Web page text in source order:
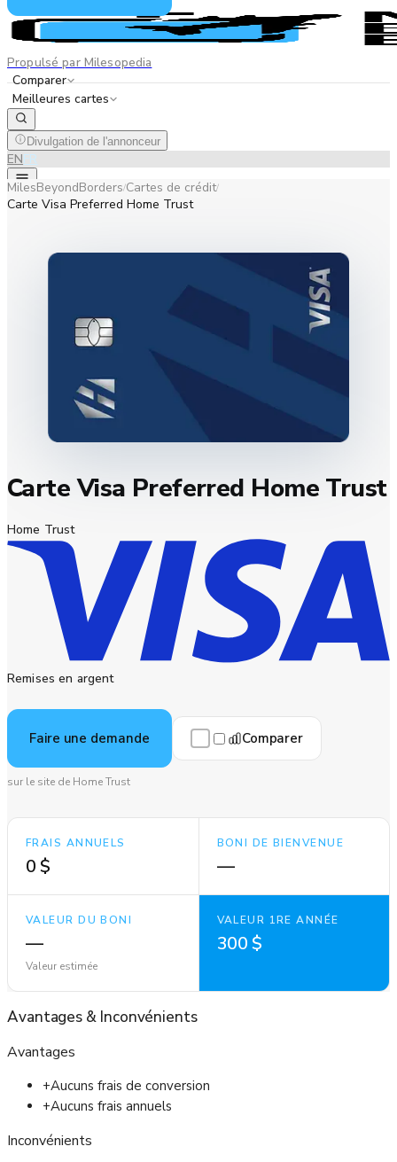
Propulsé par Milesopedia
Comparer
Meilleures cartes
Divulgation de l'annonceur
ENFR
MilesBeyondBorders/Cartes de crédit/
Carte Visa Preferred Home Trust
Carte Visa Preferred Home Trust
Home Trust
Remises en argent
Faire une demande Comparer
sur le site de Home Trust
FRAIS ANNUELS
0 $
BONI DE BIENVENUE
—
VALEUR DU BONI
—
Valeur estimée
VALEUR 1RE ANNÉE
300 $
Avantages & Inconvénients
Avantages
+Aucuns frais de conversion
+Aucuns frais annuels
Inconvénients